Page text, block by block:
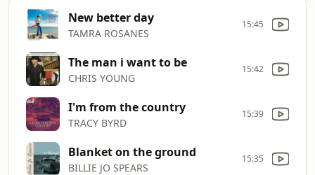
New better day
TAMRA ROSANES
15:45
The man i want to be
CHRIS YOUNG
15:42
I'm from the country
TRACY BYRD
15:39
Blanket on the ground
BILLIE JO SPEARS
15:35